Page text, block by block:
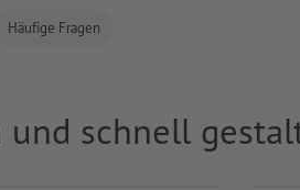
Häufige Fragen
schnell